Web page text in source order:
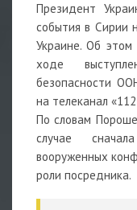
Президент
события в Сирии
Украине. Об этом
ходе
безопасности
на телеканал
По словам
случае
вооруженных
роли посредника.